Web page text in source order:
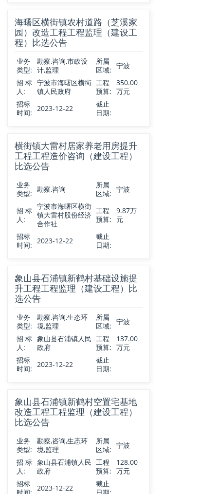
海曙区横街镇农村道路（芝溪家
园）改造工程工程监理（建设工
程）比选公告
业务
类型:
勘察,咨询,市政设
计,监理
所属
区域: 宁波
招 标
人:
宁波市海曙区横街
镇人民政府
工程
预算:
350.00
万元
招标
时间: 2023-12-22
截止
日期:
横街镇大雷村居家养老用房提升
工程工程造价咨询（建设工程）
比选公告
业务
类型: 勘察,咨询
所属
区域: 宁波
招 标
人:
宁波市海曙区横街
镇大雷村股份经济
合作社
工程
预算:
9.87万
元
招标
时间: 2023-12-22
截止
日期:
象山县石浦镇新鹤村基础设施提
升工程工程监理（建设工程）比
选公告
业务
类型:
勘察,咨询,生态环
境,监理
所属
区域: 宁波
招 标
人:
象山县石浦镇人民
政府
工程
预算:
137.00
万元
招标
时间: 2023-12-22
截止
日期:
象山县石浦镇新鹤村空置宅基地
改造工程工程监理（建设工程）
比选公告
业务
类型:
勘察,咨询,生态环
境,监理
所属
区域: 宁波
招 标
人:
象山县石浦镇人民
政府
工程
预算:
128.00
万元
招标
2023-12-22
截止